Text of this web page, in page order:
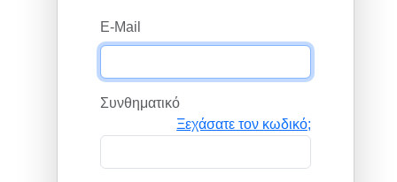
E-Mail
Συνθηματικό
Ξεχάσατε τον κωδικό;